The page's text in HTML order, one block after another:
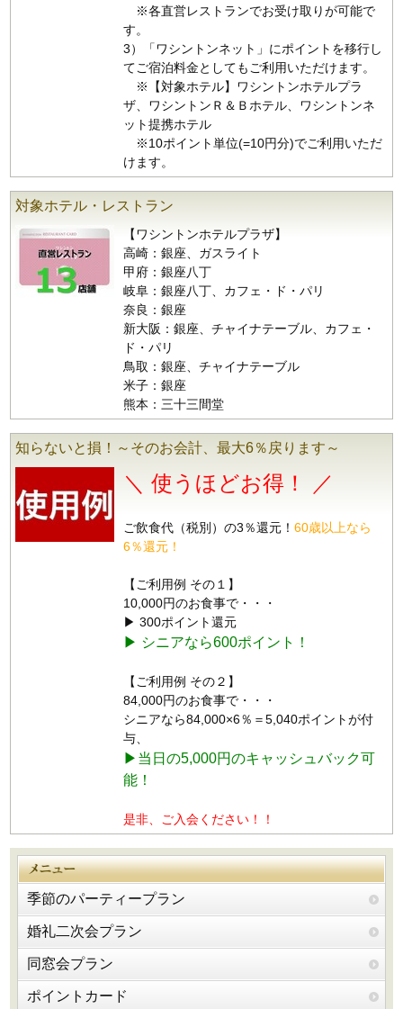
※各直営レストランでお受け取りが可能で
す。
3）「ワシントンネット」にポイントを移行し
てご宿泊料金としてもご利用いただけます。
※【対象ホテル】ワシントンホテルプラ
ザ、ワシントンＲ＆Ｂホテル、ワシントンネ
ット提携ホテル
※10ポイント単位(=10円分)でご利用いただ
けます。
対象ホテル・レストラン
【ワシントンホテルプラザ】
高崎：銀座、ガスライト
甲府：銀座八丁
岐阜：銀座八丁、カフェ・ド・パリ
奈良：銀座
新大阪：銀座、チャイナテーブル、カフェ・
ド・パリ
鳥取：銀座、チャイナテーブル
米子：銀座
熊本：三十三間堂
知らないと損！～そのお会計、最大6％戻ります～
＼ 使うほどお得！ ／
ご飲食代（税別）の3％還元！60歳以上なら
6％還元！
【ご利用例 その１】
10,000円のお食事で・・・
▶ 300ポイント還元
▶ シニアなら600ポイント！
【ご利用例 その２】
84,000円のお食事で・・・
シニアなら84,000×6％＝5,040ポイントが付
与、
▶当日の5,000円のキャッシュバック可
能！
是非、ご入会ください！！
季節のパーティープラン
婚礼二次会プラン
同窓会プラン
ポイントカード